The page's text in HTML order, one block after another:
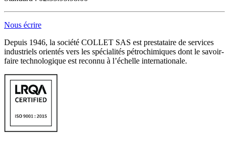
Nous écrire
Depuis 1946, la société COLLET SAS est prestataire de services
industriels orientés vers les spécialités pétrochimiques dont le savoir-
faire technologique est reconnu à l’échelle internationale.